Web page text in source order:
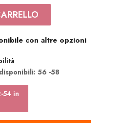
con altre opzioni
56 -58
54 in